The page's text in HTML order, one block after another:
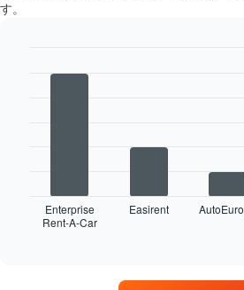
す。
は、
graphic.
Enterprise
Rent-A-Car
Easirent